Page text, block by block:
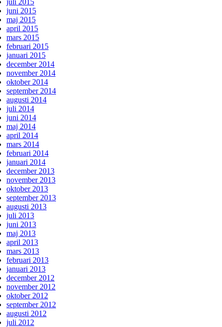
juni 2015
maj 2015
april 2015
mars 2015
februari 2015
januari 2015
december 2014
november 2014
oktober 2014
september 2014
augusti 2014
juli 2014
juni 2014
maj 2014
april 2014
mars 2014
februari 2014
januari 2014
december 2013
november 2013
oktober 2013
september 2013
augusti 2013
juli 2013
juni 2013
maj 2013
april 2013
mars 2013
februari 2013
januari 2013
december 2012
november 2012
oktober 2012
september 2012
augusti 2012
juli 2012